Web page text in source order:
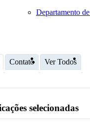
Departamento
Contato Ver Todos
selecionadas